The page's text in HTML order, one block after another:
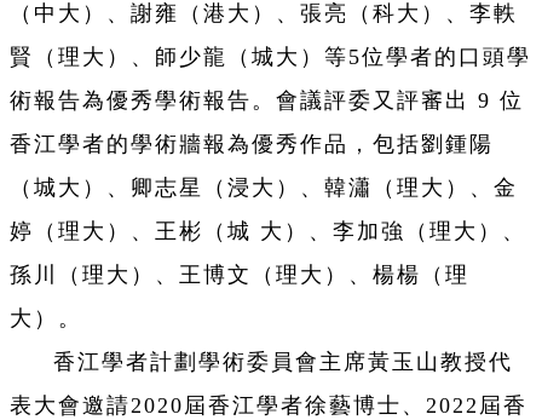
（中大）、謝雍（港大）、張亮（科大）、李軼
賢（理大）、師少龍（城大）等5位學者的口頭學
術報告為優秀學術報告。會議評委又評審出 9 位
香江學者的學術牆報為優秀作品，包括劉鍾陽
（城大）、卿志星（浸大）、韓瀟（理大）、金
婷（理大）、王彬（城 大）、李加強（理大）、
孫川（理大）、王博文（理大）、楊楊（理
大）。
香江學者計劃學術委員會主席黃玉山教授代
表大會邀請2020屆香江學者徐藝博士、2022屆香